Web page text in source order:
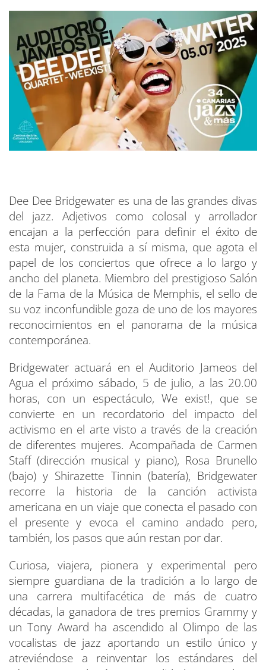
Dee Dee Bridgewater es una de las grandes divas
del jazz. Adjetivos como colosal y arrollador
encajan a la perfección para definir el éxito de
esta mujer, construida a sí misma, que agota el
papel de los conciertos que ofrece a lo largo y
ancho del planeta. Miembro del prestigioso Salón
de la Fama de la Música de Memphis, el sello de
su voz inconfundible goza de uno de los mayores
reconocimientos en el panorama de la música
contemporánea.
Bridgewater actuará en el Auditorio Jameos del
Agua el próximo sábado, 5 de julio, a las 20.00
horas, con un espectáculo, We exist!, que se
convierte en un recordatorio del impacto del
activismo en el arte visto a través de la creación
de diferentes mujeres. Acompañada de Carmen
Staff (dirección musical y piano), Rosa Brunello
(bajo) y Shirazette Tinnin (batería), Bridgewater
recorre la historia de la canción activista
americana en un viaje que conecta el pasado con
el presente y evoca el camino andado pero,
también, los pasos que aún restan por dar.
Curiosa, viajera, pionera y experimental pero
siempre guardiana de la tradición a lo largo de
una carrera multifacética de más de cuatro
décadas, la ganadora de tres premios Grammy y
un Tony Award ha ascendido al Olimpo de las
vocalistas de jazz aportando un estilo único y
atreviéndose a reinventar los estándares del